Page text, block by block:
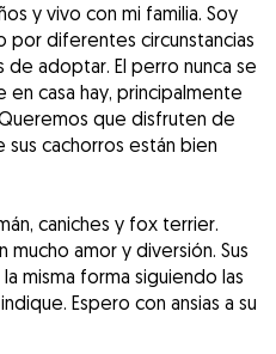
y vivo con mi familia. Soy
por diferentes circunstancias
adoptar. El perro nunca se
casa hay, principalmente
que disfruten de
sus cachorros están bien
caniches y fox terrier.
amor y diversión. Sus
misma forma siguiendo las
Espero con ansias a su